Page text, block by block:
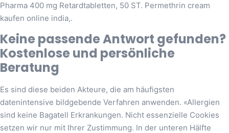
Pharma 400 mg Retardtabletten, 50 ST. Permethrin cream
kaufen online india,.
Keine passende Antwort gefunden?
Kostenlose und persönliche
Beratung
Es sind diese beiden Akteure, die am häufigsten
datenintensive bildgebende Verfahren anwenden. «Allergien
sind keine Bagatell Erkrankungen. Nicht essenzielle Cookies
setzen wir nur mit Ihrer Zustimmung. In der unteren Hälfte